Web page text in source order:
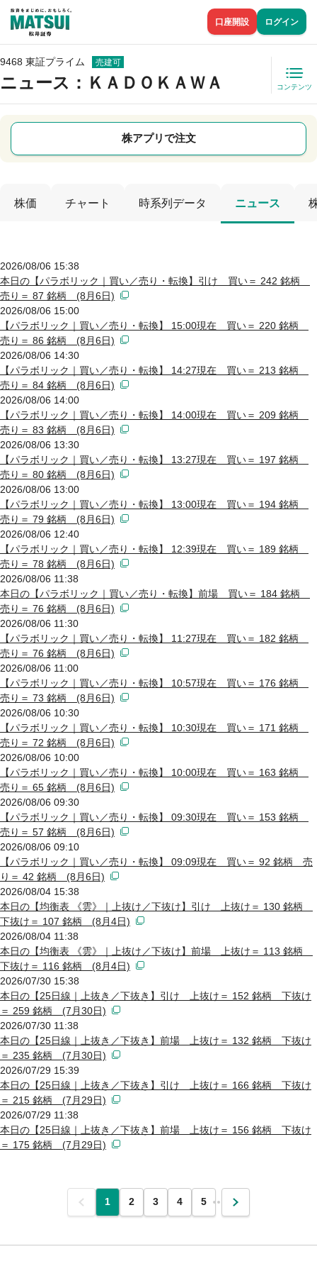
口座開設 ログイン
9468 東証プライム 売建可
ニュース ：ＫＡＤＯＫＡＷＡ コンテンツ
株アプリで注文
株価 チャート 時系列データ ニュース
2026/08/06 15:38
本日の【パラボリック｜買い／売り・転換】引け 買い＝ 242 銘柄
売り＝ 87 銘柄 (8月6日)
2026/08/06 15:00
【パラボリック｜買い／売り・転換】 15:00現在 買い＝ 220 銘柄
売り＝ 86 銘柄 (8月6日)
2026/08/06 14:30
【パラボリック｜買い／売り・転換】 14:27現在 買い＝ 213 銘柄
売り＝ 84 銘柄 (8月6日)
2026/08/06 14:00
【パラボリック｜買い／売り・転換】 14:00現在 買い＝ 209 銘柄
売り＝ 83 銘柄 (8月6日)
2026/08/06 13:30
【パラボリック｜買い／売り・転換】 13:27現在 買い＝ 197 銘柄
売り＝ 80 銘柄 (8月6日)
2026/08/06 13:00
【パラボリック｜買い／売り・転換】 13:00現在 買い＝ 194 銘柄
売り＝ 79 銘柄 (8月6日)
2026/08/06 12:40
【パラボリック｜買い／売り・転換】 12:39現在 買い＝ 189 銘柄
売り＝ 78 銘柄 (8月6日)
2026/08/06 11:38
本日の【パラボリック｜買い／売り・転換】前場 買い＝ 184 銘柄
売り＝ 76 銘柄 (8月6日)
2026/08/06 11:30
【パラボリック｜買い／売り・転換】 11:27現在 買い＝ 182 銘柄
売り＝ 76 銘柄 (8月6日)
2026/08/06 11:00
【パラボリック｜買い／売り・転換】 10:57現在 買い＝ 176 銘柄
売り＝ 73 銘柄 (8月6日)
2026/08/06 10:30
【パラボリック｜買い／売り・転換】 10:30現在 買い＝ 171 銘柄
売り＝ 72 銘柄 (8月6日)
2026/08/06 10:00
【パラボリック｜買い／売り・転換】 10:00現在 買い＝ 163 銘柄
売り＝ 65 銘柄 (8月6日)
2026/08/06 09:30
【パラボリック｜買い／売り・転換】 09:30現在 買い＝ 153 銘柄
売り＝ 57 銘柄 (8月6日)
2026/08/06 09:10
【パラボリック｜買い／売り・転換】 09:09現在 買い＝ 92 銘柄 売
り＝ 42 銘柄 (8月6日)
2026/08/04 15:38
本日の【均衡表 《雲》｜上抜け／下抜け】引け 上抜け＝ 130 銘柄
下抜け＝ 107 銘柄 (8月4日)
2026/08/04 11:38
本日の【均衡表 《雲》｜上抜け／下抜け】前場 上抜け＝ 113 銘柄
下抜け＝ 116 銘柄 (8月4日)
2026/07/30 15:38
本日の【25日線｜上抜き／下抜き】引け 上抜け＝ 152 銘柄 下抜け
＝ 259 銘柄 (7月30日)
2026/07/30 11:38
本日の【25日線｜上抜き／下抜き】前場 上抜け＝ 132 銘柄 下抜け
＝ 235 銘柄 (7月30日)
2026/07/29 15:39
本日の【25日線｜上抜き／下抜き】引け 上抜け＝ 166 銘柄 下抜け
＝ 215 銘柄 (7月29日)
2026/07/29 11:38
本日の【25日線｜上抜き／下抜き】前場 上抜け＝ 156 銘柄 下抜け
＝ 175 銘柄 (7月29日)
前 1 2 3 4 5 … 次